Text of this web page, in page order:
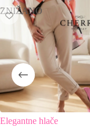
ZNIŽANO
Elegantne hlače